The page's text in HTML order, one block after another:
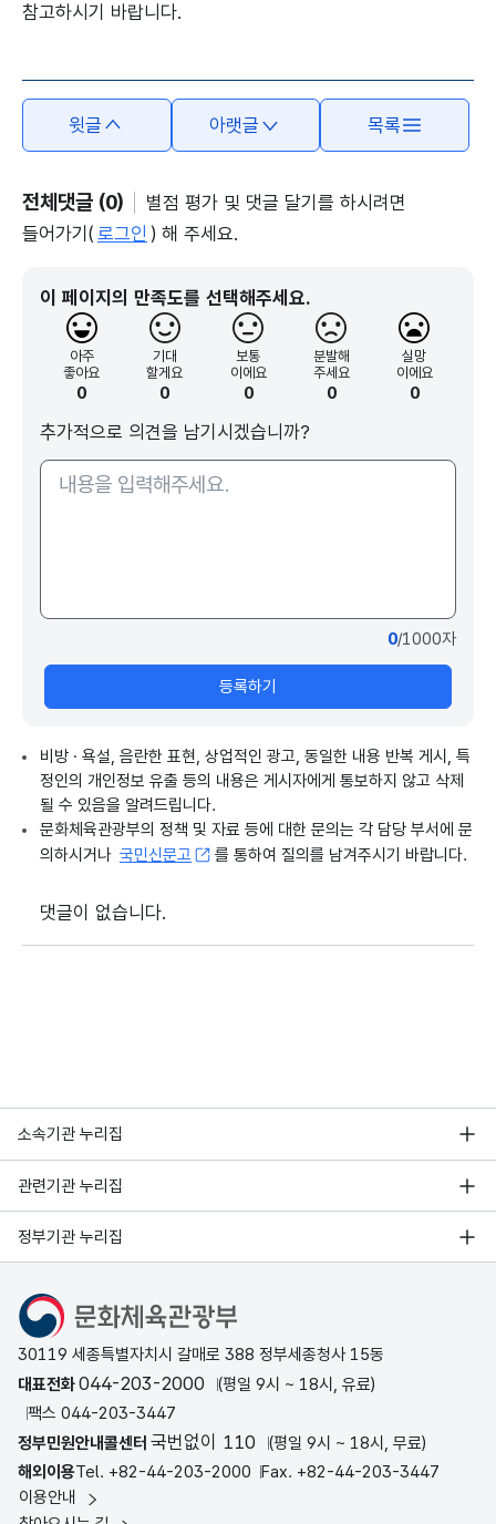
참고하시기 바랍니다.
윗글 아랫글 목록
전체댓글 (0)
별점 평가 및 댓글 달기를 하시려면
들어가기( 로그인 ) 해 주세요.
이 페이지의 만족도를 선택해주세요.
아주
좋아요
0
기대
할게요
0
보통
이에요
0
분발해
주세요
0
실망
이에요
0
추가적으로 의견을 남기시겠습니까?
0/1000자
등록하기
비방 · 욕설, 음란한 표현, 상업적인 광고, 동일한 내용 반복 게시, 특
정인의 개인정보 유출 등의 내용은 게시자에게 통보하지 않고 삭제
될 수 있음을 알려드립니다.
문화체육관광부의 정책 및 자료 등에 대한 문의는 각 담당 부서에 문
의하시거나 국민신문고 를 통하여 질의를 남겨주시기 바랍니다.
댓글이 없습니다.
소속기관 누리집
관련기관 누리집
정부기관 누리집
문화체육관광부
30119 세종특별자치시 갈매로 388 정부세종청사 15동
대표전화044-203-2000
(평일 9시 ~ 18시, 유료)
팩스 044-203-3447
정부민원안내콜센터 국번없이 110
(평일 9시 ~ 18시, 무료)
해외이용Tel. +82-44-203-2000 Fax. +82-44-203-3447
이용안내